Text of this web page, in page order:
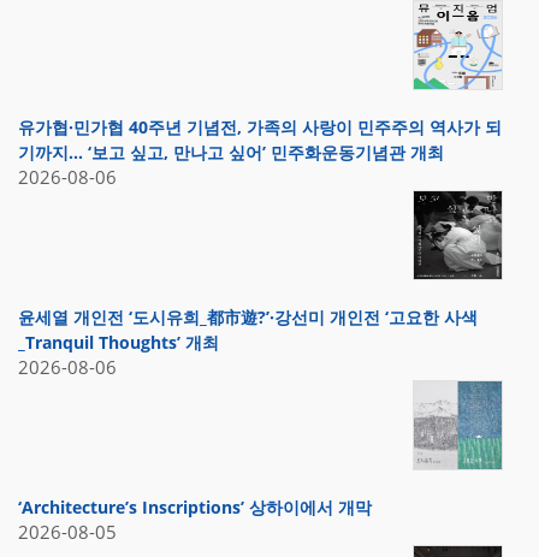
유가협·민가협 40주년 기념전, 가족의 사랑이 민주주의 역사가 되
기까지… ‘보고 싶고, 만나고 싶어’ 민주화운동기념관 개최
2026-08-06
윤세열 개인전 ‘도시유희_都市遊?’·강선미 개인전 ‘고요한 사색
_Tranquil Thoughts’ 개최
2026-08-06
‘Architecture’s Inscriptions’ 상하이에서 개막
2026-08-05